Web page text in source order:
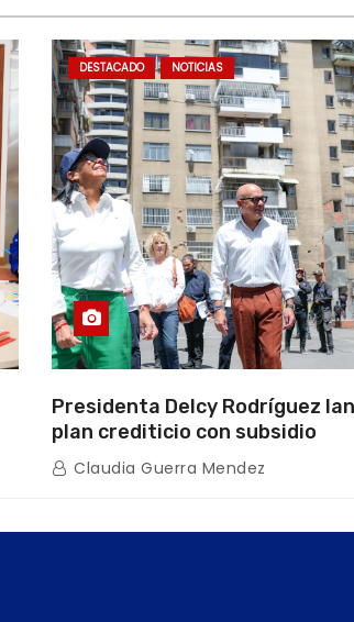
DESTACADO NOTICIAS
Presidenta Delcy Rodríguez
plan crediticio con subsidio
directo en encuentro con
de Condominio
Claudia Guerra Mendez